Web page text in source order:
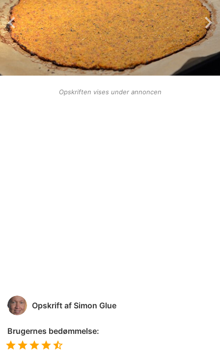
Opskriften vises under annoncen
Opskrift af Simon Glue
Brugernes bedømmelse: